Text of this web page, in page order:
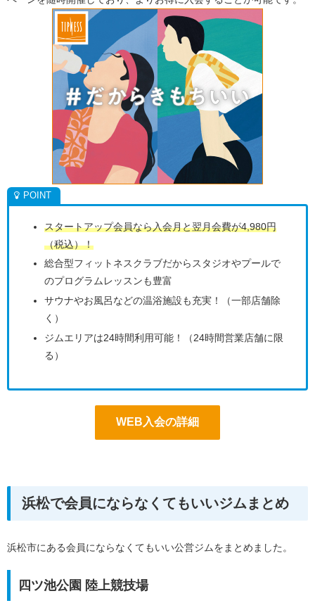
スタートアップ会員なら入会月と翌月会費が4,980円
（税込）！
総合型フィットネスクラブだからスタジオやプールで
のプログラムレッスンも豊富
サウナやお風呂などの温浴施設も充実！（一部店舗除
く）
ジムエリアは24時間利用可能！（24時間営業店舗に限
る）
WEB入会の詳細
浜松で会員にならなくてもいいジムまとめ
浜松市にある会員にならなくてもいい公営ジムをまとめました。
四ツ池公園 陸上競技場